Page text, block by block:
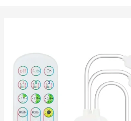
LED
kontrolér
Tuya,
24tlačítkový
dálkový